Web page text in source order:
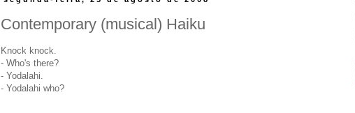
Contemporary (musical) Haiku
Knock knock.
- Who's there?
- Yodalahi.
- Yodalahi who?